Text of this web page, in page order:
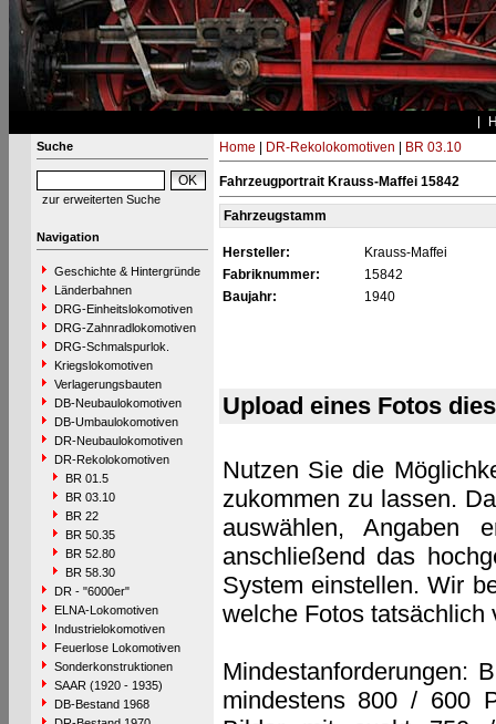
Suche
zur erweiterten Suche
Navigation
Geschichte & Hintergründe
Länderbahnen
DRG-Einheitslokomotiven
DRG-Zahnradlokomotiven
DRG-Schmalspurlok.
Kriegslokomotiven
Verlagerungsbauten
DB-Neubaulokomotiven
DB-Umbaulokomotiven
DR-Neubaulokomotiven
DR-Rekolokomotiven
BR 01.5
BR 03.10
BR 22
BR 50.35
BR 52.80
BR 58.30
DR - "6000er"
ELNA-Lokomotiven
Industrielokomotiven
Feuerlose Lokomotiven
Sonderkonstruktionen
SAAR (1920 - 1935)
DB-Bestand 1968
Home DR-Rekolokomotiven BR 03.10
Fahrzeugportrait Krauss-Maffei 15842
Fahrzeugstamm
Hersteller:
Krauss-Maffei
Fabriknummer:
15842
Baujahr:
1940
Upload eines Fotos
Nutzen Sie die
zukommen zu lassen.
auswählen, Angaben
anschließend das
System einstellen. Wir
welche Fotos tatsächlich
Mindestanforderungen:
mindestens 800 / 600